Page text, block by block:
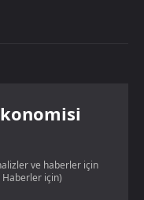
ve haberler için
Haberler için)